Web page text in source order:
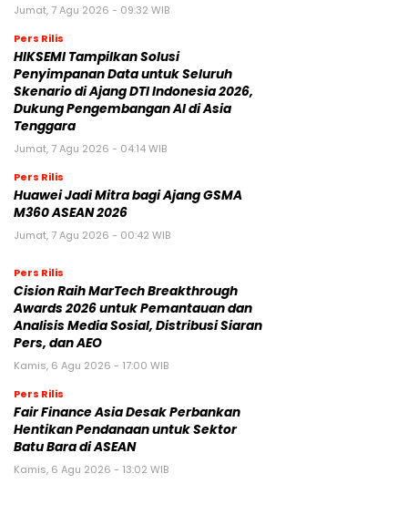
Jumat, 7 Agu 2026 - 09:32 WIB
Pers Rilis
HIKSEMI Tampilkan Solusi
Penyimpanan Data untuk Seluruh
Skenario di Ajang DTI Indonesia 2026,
Dukung Pengembangan AI di Asia
Tenggara
Jumat, 7 Agu 2026 - 04:14 WIB
Pers Rilis
Huawei Jadi Mitra bagi Ajang GSMA
M360 ASEAN 2026
Jumat, 7 Agu 2026 - 00:42 WIB
Pers Rilis
Cision Raih MarTech Breakthrough
Awards 2026 untuk Pemantauan dan
Analisis Media Sosial, Distribusi Siaran
Pers, dan AEO
Kamis, 6 Agu 2026 - 17:00 WIB
Pers Rilis
Fair Finance Asia Desak Perbankan
Hentikan Pendanaan untuk Sektor
Batu Bara di ASEAN
Kamis, 6 Agu 2026 - 13:02 WIB